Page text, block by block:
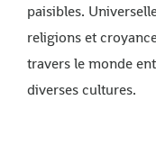
paisibles.
religions et
travers le monde
diverses cultures.